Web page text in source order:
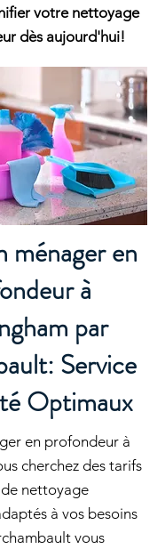
votre nettoyage
dès aujourd'hui!
ménager en
à
par
Service
Optimaux
en profondeur à
cherchez des tarifs
nettoyage
à vos besoins
vous